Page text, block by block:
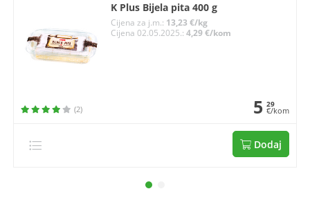
K Plus Bijela pita 400 g
Cijena za j.m.: 13,23 €/kg
Cijena 02.05.2025.:4,29 €/kom
(2) 5 29
€/kom
Dodaj